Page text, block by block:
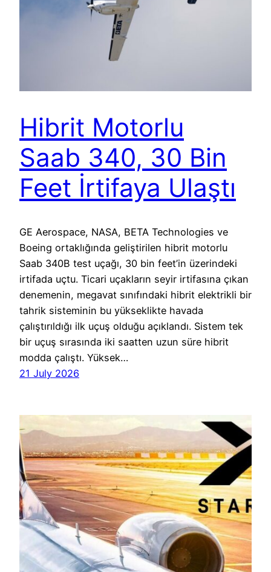
Hibrit Motorlu
Saab 340, 30 Bin
Feet İrtifaya Ulaştı
GE Aerospace, NASA, BETA Technologies ve
Boeing ortaklığında geliştirilen hibrit motorlu
Saab 340B test uçağı, 30 bin feet’in üzerindeki
irtifada uçtu. Ticari uçakların seyir irtifasına çıkan
denemenin, megavat sınıfındaki hibrit elektrikli bir
tahrik sisteminin bu yükseklikte havada
çalıştırıldığı ilk uçuş olduğu açıklandı. Sistem tek
bir uçuş sırasında iki saatten uzun süre hibrit
modda çalıştı. Yüksek…
21 July 2026